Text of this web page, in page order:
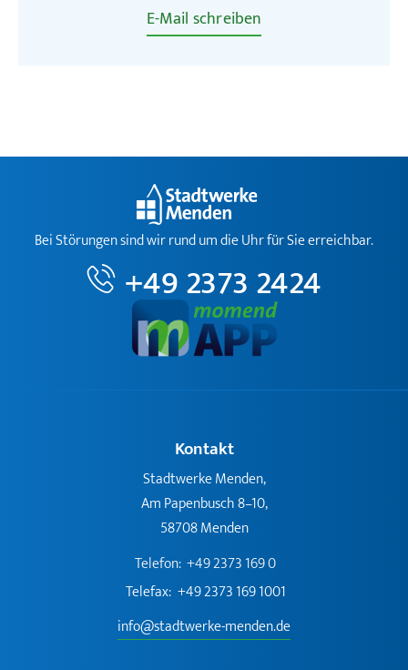
E-Mail schreiben
Bei Störungen sind wir rund um die Uhr für Sie erreichbar.
+49 2373 2424
Kontakt
Stadtwerke Menden,
Am Papenbusch 8–10,
58708 Menden
Telefon: +49 2373 169 0
Telefax: +49 2373 169 1001
info@stadtwerke-menden.de